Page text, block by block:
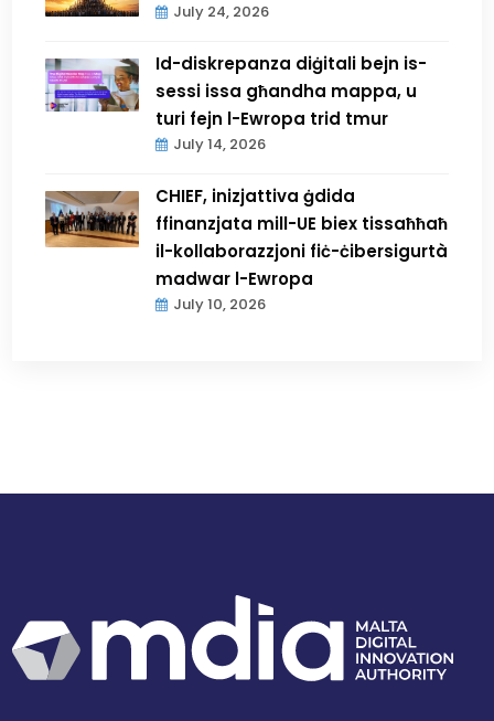
July 24, 2026
Id-diskrepanza diġitali bejn is-
sessi issa għandha mappa, u
turi fejn l-Ewropa trid tmur
July 14, 2026
CHIEF, inizjattiva ġdida
ffinanzjata mill-UE biex tissaħħaħ
il-kollaborazzjoni fiċ-ċibersigurtà
madwar l-Ewropa
July 10, 2026